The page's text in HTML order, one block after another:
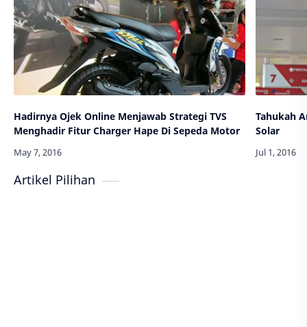
Hadirnya Ojek Online Menjawab Strategi TVS
Menghadir Fitur Charger Hape Di Sepeda Motor
Tahukah
Solar
Artikel Pilihan